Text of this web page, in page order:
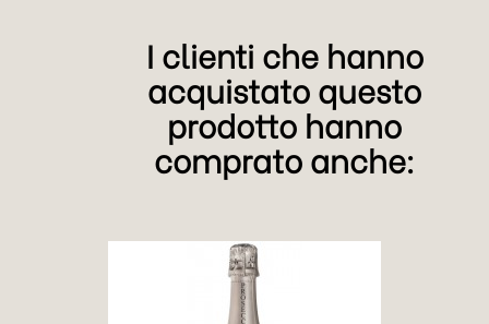
I clienti che hanno
acquistato questo
prodotto hanno
comprato anche: